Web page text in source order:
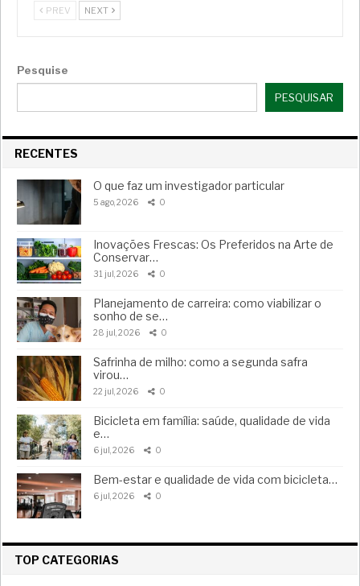
PREV NEXT
Pesquise
PESQUISAR
RECENTES
O que faz um investigador particular
5 ago, 2026 0
Inovações Frescas: Os Preferidos na Arte de
Conservar…
31 jul, 2026 0
Planejamento de carreira: como viabilizar o
sonho de se…
28 jul, 2026 0
Safrinha de milho: como a segunda safra
virou…
22 jul, 2026 0
Bicicleta em família: saúde, qualidade de vida
e…
6 jul, 2026 0
Bem-estar e qualidade de vida com bicicleta…
6 jul, 2026 0
TOP CATEGORIAS